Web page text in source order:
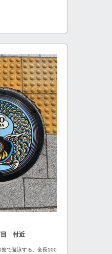
目 付近
で遊泳する、全長100